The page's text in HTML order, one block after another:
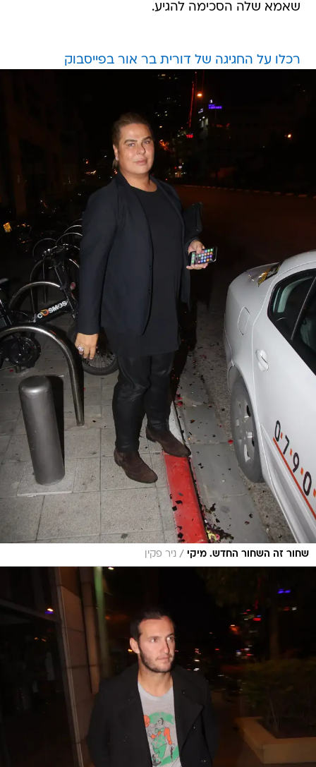
שאמא שלה הסכימה להגיע.
רכלו על החגיגה של דורית בר אור בפייסבוק
שחור זה השחור החדש. מיקי / ניר פקין